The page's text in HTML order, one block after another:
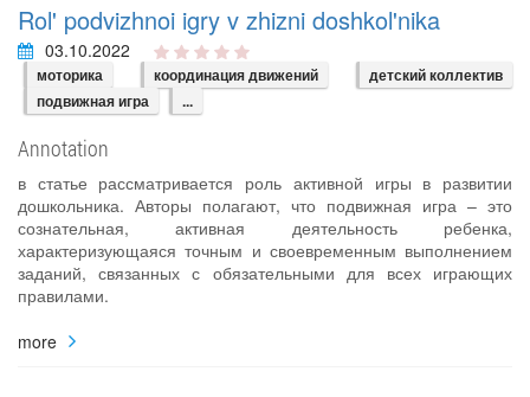
Rol' podvizhnoi igry v zhizni doshkol'nika
03.10.2022
моторика координация движений
детский коллектив
подвижная игра
...
Annotation
в статье рассматривается роль активной игры в развитии
дошкольника. Авторы полагают, что подвижная игра – это
сознательная, активная деятельность ребенка,
характеризующаяся точным и своевременным выполнением
заданий, связанных с обязательными для всех играющих
правилами.
more